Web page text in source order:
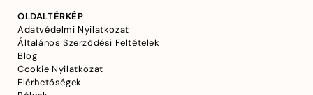
OLDALTÉRKÉP
Adatvédelmi Nyilatkozat
Általános Szerződési Feltételek
Blog
Cookie Nyilatkozat
Elérhetőségek